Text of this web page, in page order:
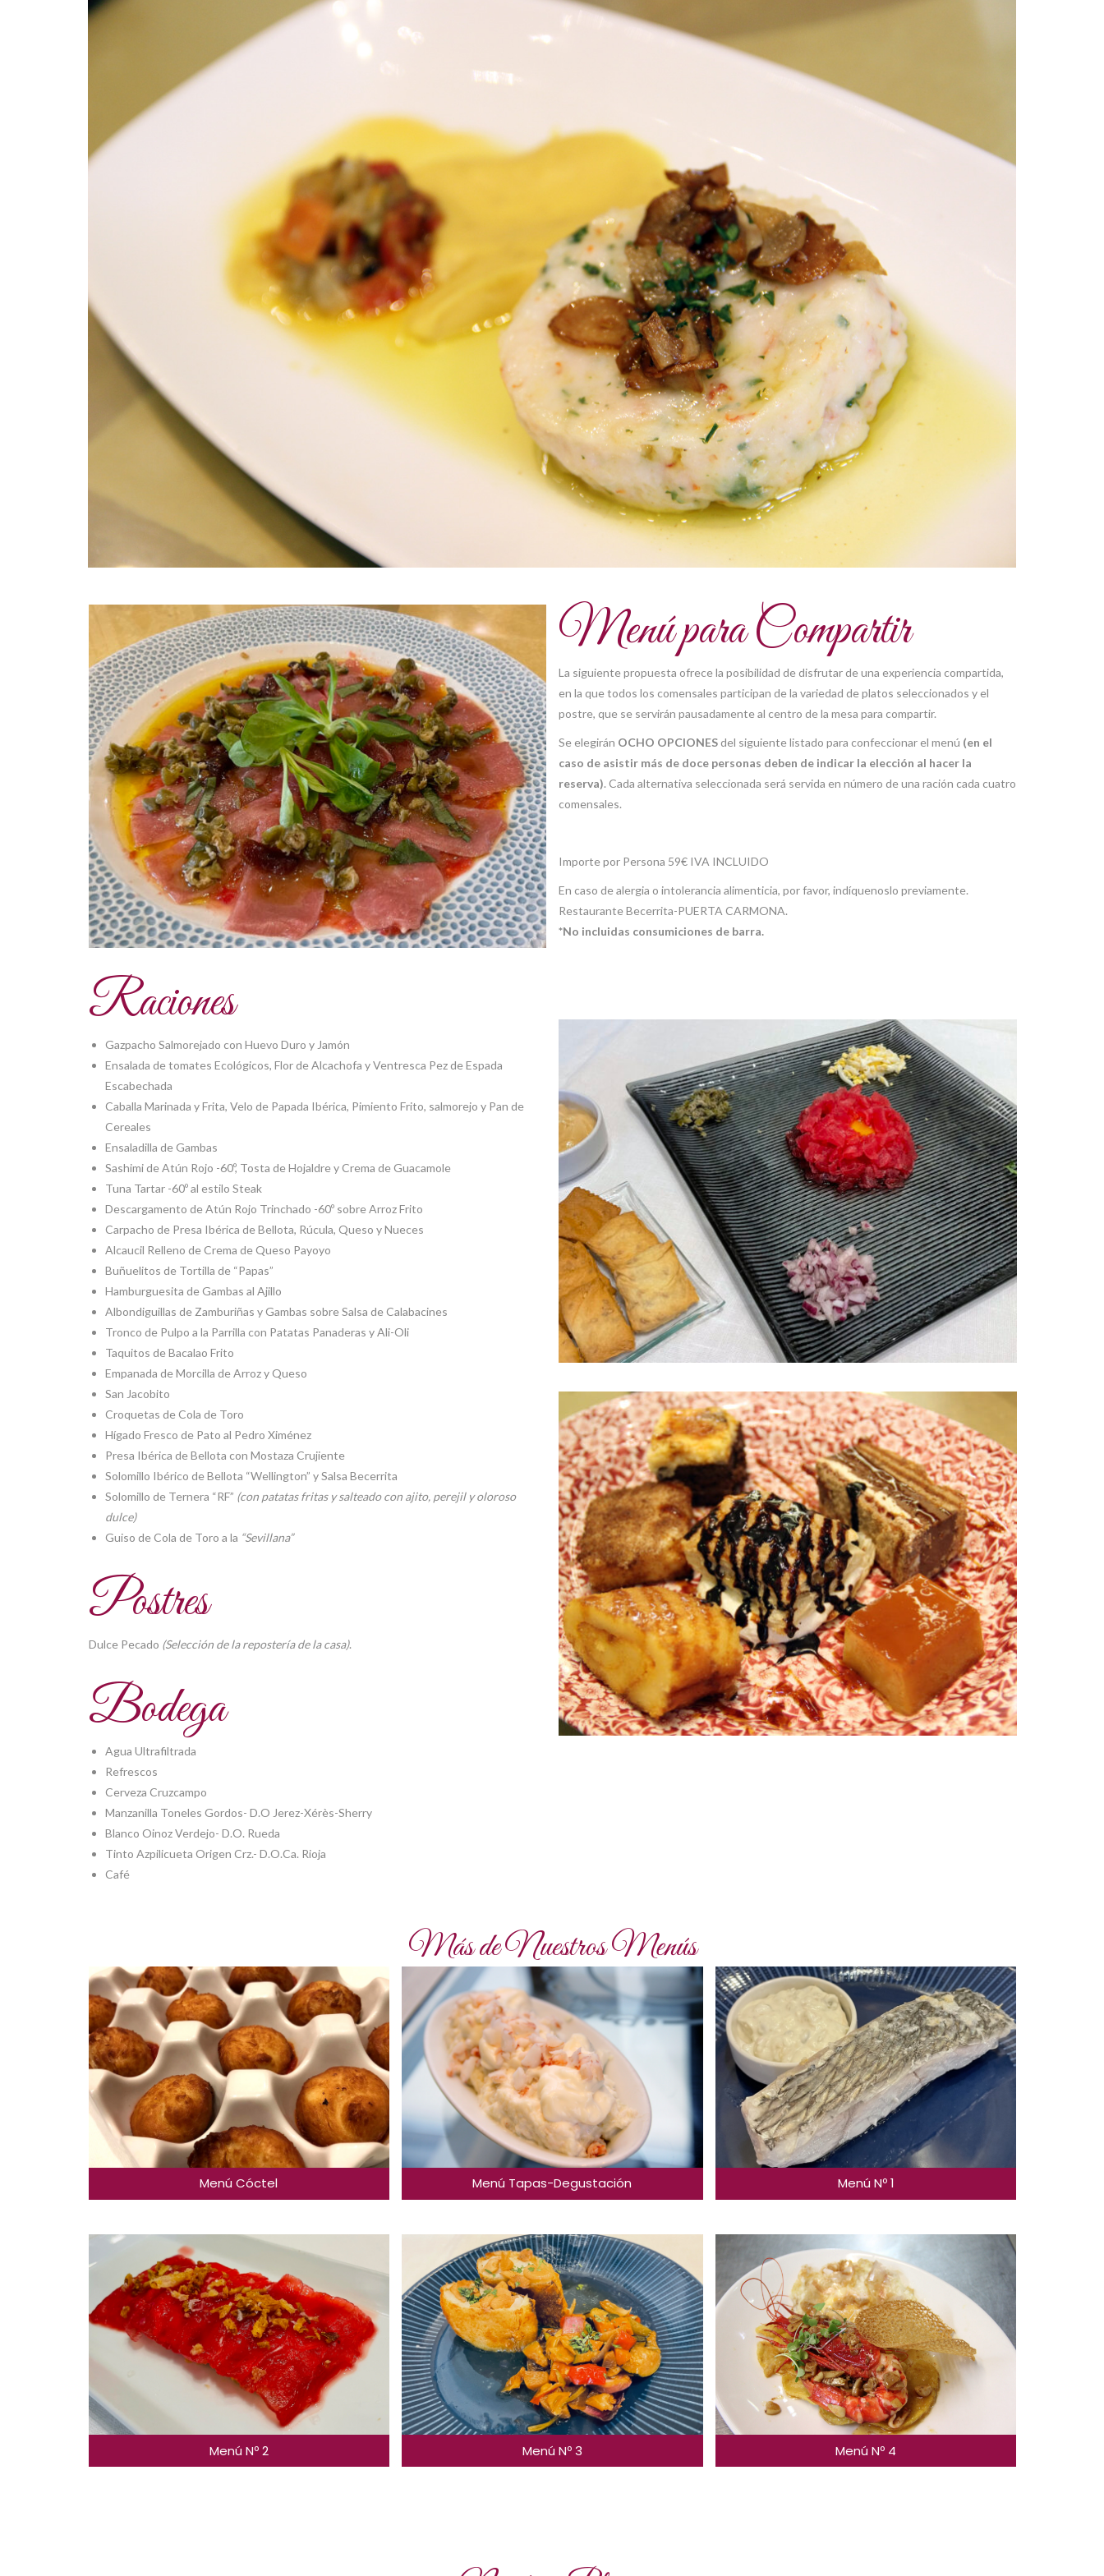
Raciones
Gazpacho Salmorejado con Huevo Duro y Jamón
Ensalada de tomates Ecológicos, Flor de Alcachofa y Ventresca Pez de Espada
Escabechada
Caballa Marinada y Frita, Velo de Papada Ibérica, Pimiento Frito, salmorejo y Pan de
Cereales
Ensaladilla de Gambas
Sashimi de Atún Rojo -60º, Tosta de Hojaldre y Crema de Guacamole
Tuna Tartar -60º al estilo Steak
Descargamento de Atún Rojo Trinchado -60º sobre Arroz Frito
Carpacho de Presa Ibérica de Bellota, Rúcula, Queso y Nueces
Alcaucil Relleno de Crema de Queso Payoyo
Buñuelitos de Tortilla de “Papas”
Hamburguesita de Gambas al Ajillo
Albondiguillas de Zamburiñas y Gambas sobre Salsa de Calabacines
Tronco de Pulpo a la Parrilla con Patatas Panaderas y Ali-Oli
Taquitos de Bacalao Frito
Empanada de Morcilla de Arroz y Queso
San Jacobito
Croquetas de Cola de Toro
Hígado Fresco de Pato al Pedro Ximénez
Presa Ibérica de Bellota con Mostaza Crujiente
Solomillo Ibérico de Bellota “Wellington” y Salsa Becerrita
Solomillo de Ternera “RF” (con patatas fritas y salteado con ajito, perejil y oloroso
dulce)
Guiso de Cola de Toro a la “Sevillana”
Postres
Dulce Pecado (Selección de la repostería de la casa).
Bodega
Agua Ultrafiltrada
Refrescos
Cerveza Cruzcampo
Manzanilla Toneles Gordos- D.O Jerez-Xérès-Sherry
Blanco Oinoz Verdejo- D.O. Rueda
Tinto Azpilicueta Origen Crz.- D.O.Ca. Rioja
Café
Menú para Compartir
La siguiente propuesta ofrece la posibilidad de disfrutar de una experiencia compartida,
en la que todos los comensales participan de la variedad de platos seleccionados y el
postre, que se servirán pausadamente al centro de la mesa para compartir.
Se elegirán OCHO OPCIONESdel siguiente listado para confeccionar el menú (en el
caso de asistir más de doce personas deben de indicar la elección al hacer la
reserva). Cada alternativa seleccionada será servida en número de una ración cada cuatro
comensales.
Importe por Persona 59€ IVA INCLUIDO
En caso de alergia o intolerancia alimenticia, por favor, indíquenoslo previamente.
Restaurante Becerrita-PUERTA CARMONA.
*No incluidas consumiciones de barra.
Más de Nuestros Menús
Menú Cóctel
Menú Nº 2
Menú Tapas-Degustación
Menú Nº 3
Menú Nº 1
Menú Nº 4